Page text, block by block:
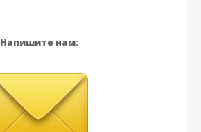
Напишите нам: